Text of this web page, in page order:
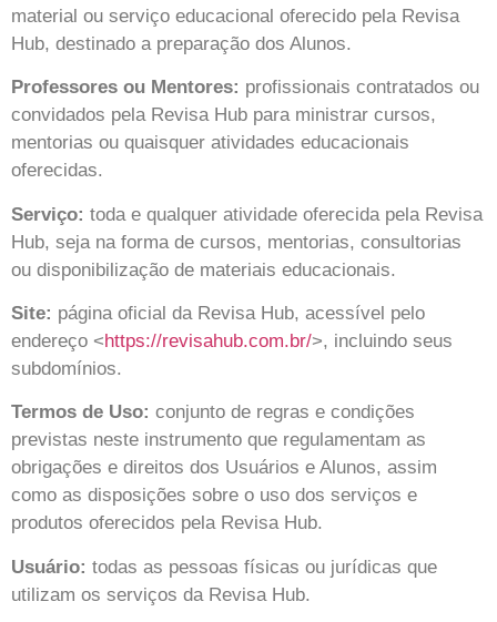
material ou serviço educacional oferecido pela Revisa
Hub, destinado a preparação dos Alunos.
Professores ou Mentores: profissionais contratados ou
convidados pela Revisa Hub para ministrar cursos,
mentorias ou quaisquer atividades educacionais
oferecidas.
Serviço: toda e qualquer atividade oferecida pela Revisa
Hub, seja na forma de cursos, mentorias, consultorias
ou disponibilização de materiais educacionais.
Site: página oficial da Revisa Hub, acessível pelo
endereço <https://revisahub.com.br/>, incluindo seus
subdomínios.
Termos de Uso: conjunto de regras e condições
previstas neste instrumento que regulamentam as
obrigações e direitos dos Usuários e Alunos, assim
como as disposições sobre o uso dos serviços e
produtos oferecidos pela Revisa Hub.
Usuário: todas as pessoas físicas ou jurídicas que
utilizam os serviços da Revisa Hub.